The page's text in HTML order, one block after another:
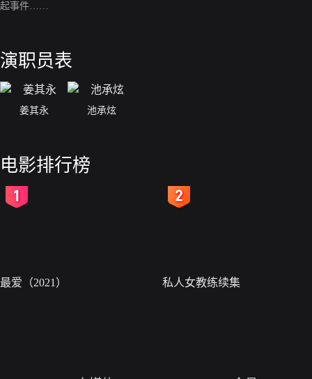
起事件……
演职员表
姜其永 池承炫
电影排行榜
最爱（2021） 私人女教练续集